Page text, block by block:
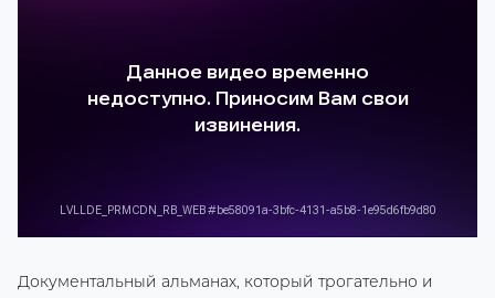
Документальный альманах, который трогательно и